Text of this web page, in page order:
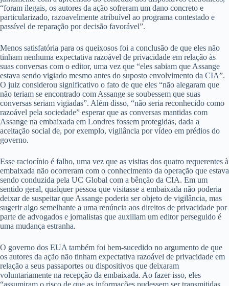
“foram ilegais, os autores da ação sofreram um dano concreto e
particularizado, razoavelmente atribuível ao programa contestado e
passível de reparação por decisão favorável”.
Menos satisfatória para os queixosos foi a conclusão de que eles não
tinham nenhuma expectativa razoável de privacidade em relação às
suas conversas com o editor, uma vez que “eles sabiam que Assange
estava sendo vigiado mesmo antes do suposto envolvimento da CIA”.
O juiz considerou significativo o fato de que eles “não alegaram que
não teriam se encontrado com Assange se soubessem que suas
conversas seriam vigiadas”. Além disso, “não seria reconhecido como
razoável pela sociedade” esperar que as conversas mantidas com
Assange na embaixada em Londres fossem protegidas, dada a
aceitação social de, por exemplo, vigilância por vídeo em prédios do
governo.
Esse raciocínio é falho, uma vez que as visitas dos quatro requerentes à
embaixada não ocorreram com o conhecimento da operação que estava
sendo conduzida pela UC Global com a bênção da CIA. Em um
sentido geral, qualquer pessoa que visitasse a embaixada não poderia
deixar de suspeitar que Assange poderia ser objeto de vigilância, mas
sugerir algo semelhante a uma renúncia aos direitos de privacidade por
parte de advogados e jornalistas que auxiliam um editor perseguido é
uma mudança estranha.
O governo dos EUA também foi bem-sucedido no argumento de que
os autores da ação não tinham expectativa razoável de privacidade em
relação a seus passaportes ou dispositivos que deixaram
voluntariamente na recepção da embaixada. Ao fazer isso, eles